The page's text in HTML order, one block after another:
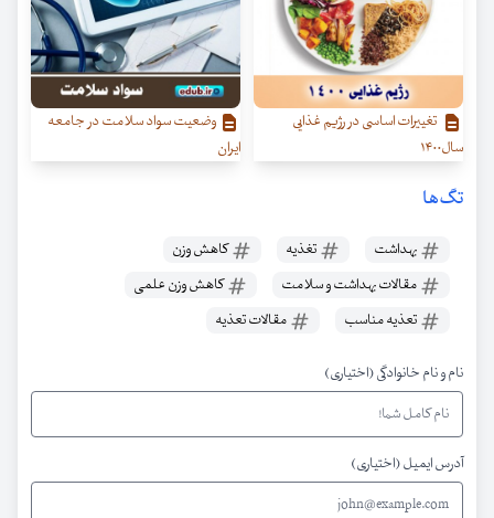
تغییرات اساسی در رژیم غذایی
سال۱۴۰۰
وضعیت سواد سلامت در جامعه
ایران
تگ‌ها
بهداشت تغذیه
کاهش وزن
مقالات بهداشت و سلامت
کاهش وزن علمی
تعذیه مناسب
مقالات تعذیه
نام و نام خانوادگی (اختیاری)
آدرس ایمیل (اختیاری)